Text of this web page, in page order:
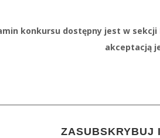
konkursu dostępny jest w sekcji
akceptacją
ZASUBSKRYBUJ